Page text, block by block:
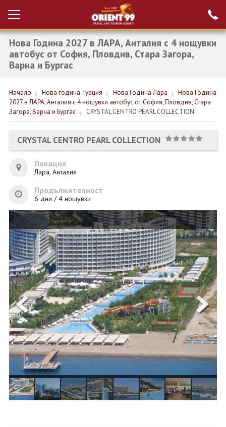
Вход за агенти
Проверка на
резервация
РАННИ ЗАПИСВАНИЯ ТУРЦИЯ
НОВА ГОДИНА ТУРЦИЯ
НОВА ГОДИНА
ЕКЗОТИКА
ЕКСКУРЗИИ
ОЩЕ
ЗА НАС
КОНТАКТИ
ФИРМЕНИ ДОКУМЕНТИ
0700 144 34 Запитване
ПОСЛЕДВАЙТЕ НИ
Нова Година 2027 в ЛАРА, Анталия с 4 нощувки
автобус от София, Пловдив, Стара Загора,
Варна и Бургас
Начало Нова година Турция Нова Година Лара
Нова Година
2027 в ЛАРА, Анталия с 4 нощувки автобус от София, Пловдив, Стара
Загора, Варна и Бургас
CRYSTAL CENTRO PEARL COLLECTION
CRYSTAL CENTRO PEARL COLLECTION
Локация
Лара, Анталия
Продължителност
6 дни / 4 нощувки